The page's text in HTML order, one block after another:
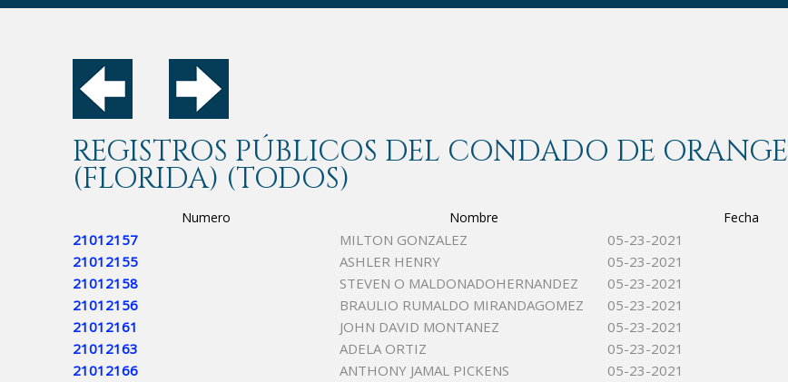
REGISTROS PÚBLICOS DEL CONDADO DE ORANGE
(FLORIDA) (TODOS)
Numero Nombre Fecha
21012157 MILTON GONZALEZ
05-23-2021
21012155
ASHLER HENRY
05-23-2021
21012158
STEVEN O MALDONADOHERNANDEZ
05-23-2021
21012156
BRAULIO RUMALDO MIRANDAGOMEZ
05-23-2021
21012161
JOHN DAVID MONTANEZ
05-23-2021
21012163
ADELA ORTIZ
05-23-2021
21012166
ANTHONY JAMAL PICKENS
05-23-2021